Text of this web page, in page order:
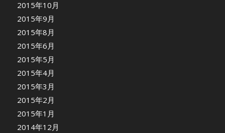
2015年10月
2015年9月
2015年8月
2015年6月
2015年5月
2015年4月
2015年3月
2015年2月
2015年1月
2014年12月